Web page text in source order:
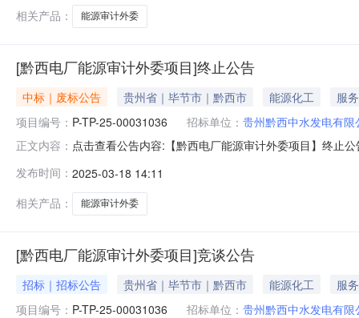
相关产品：
能源审计外委
[黔西电厂能源审计外委项目]终止公告
中标｜废标公告 贵州省｜毕节市｜黔西市 能源化工
服务
项目编号： P-TP-25-00031036 招标单位： 贵州黔西中水发电有限
正文内容： 点击查看公告内容:【黔西电厂能源审计外委项目】终止
购，待其修改技术条件书后重新挂网。发布日期：2025-
发布时间： 2025-03-18 14:11
相关产品：
能源审计外委
[黔西电厂能源审计外委项目]竞谈公告
招标｜招标公告 贵州省｜毕节市｜黔西市 能源化工
服务
项目编号： P-TP-25-00031036 招标单位： 贵州黔西中水发电有限